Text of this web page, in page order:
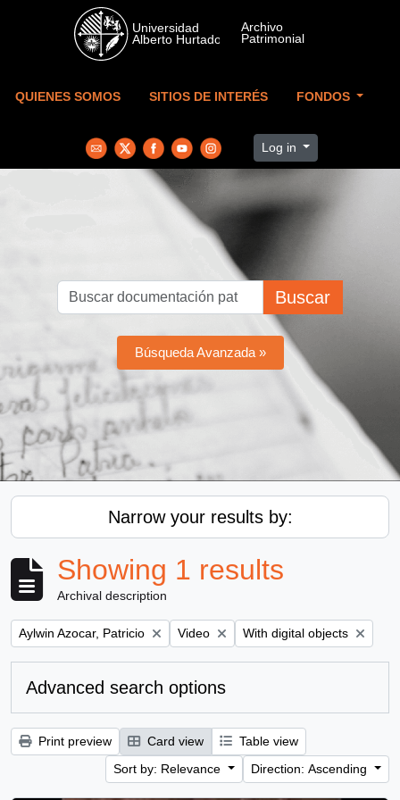
Skip to main content
QUIENES SOMOS SITIOS DE INTERÉS FONDOS
Log in
Buscar
Búsqueda Avanzada »
Narrow your results by:
Showing 1 results
Archival description
Remove filter:
Aylwin Azocar, Patricio Remove filter:
Video Remove filter:
With digital objects
Advanced search options
Print preview Card view
Table view
Sort by: Relevance
Direction: Ascending